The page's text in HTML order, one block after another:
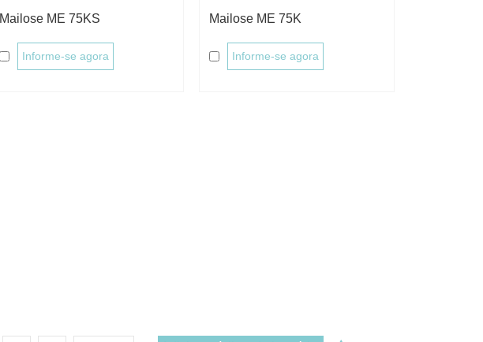
Mailose ME 75KS
Informe-se agora
Mailose ME 75K
Informe-se agora